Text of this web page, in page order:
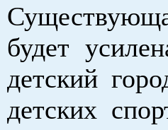
будет
детский
детских